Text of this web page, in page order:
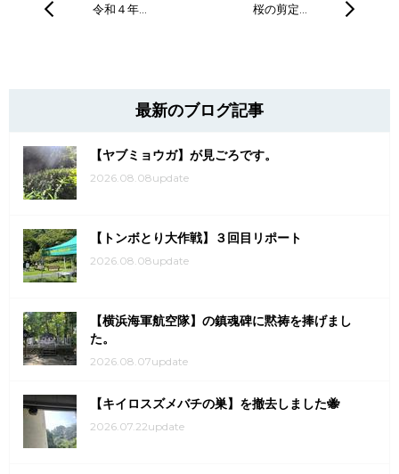
令和４年… 桜の剪定…
最新のブログ記事
【ヤブミョウガ】が見ごろです。
2026.08.08update
【トンボとり大作戦】３回目リポート
2026.08.08update
【横浜海軍航空隊】の鎮魂碑に黙祷を捧げまし
た。
2026.08.07update
【キイロスズメバチの巣】を撤去しました🐝
2026.07.22update